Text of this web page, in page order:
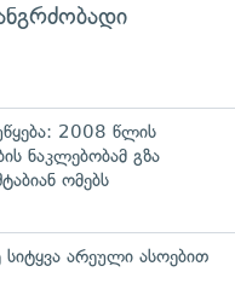
2008 წლის
ნაკლებობამ გზა
ომებს
არეული ასოებით